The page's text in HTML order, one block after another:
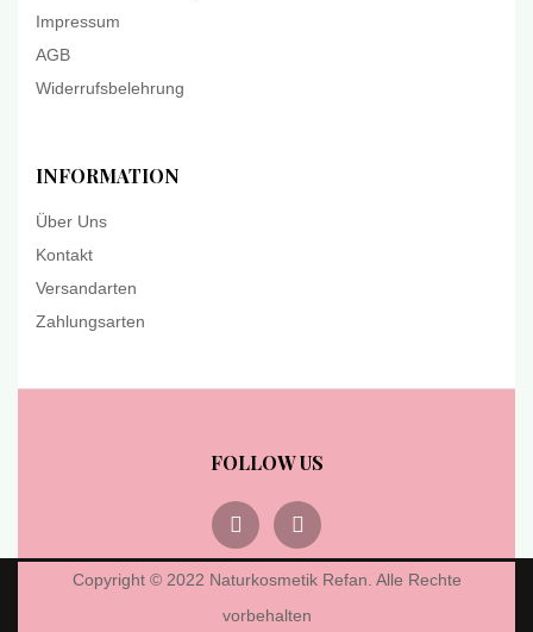
Impressum
AGB
Widerrufsbelehrung
INFORMATION
Über Uns
Kontakt
Versandarten
Zahlungsarten
FOLLOW US
Copyright © 2022 Naturkosmetik Refan. Alle Rechte
vorbehalten